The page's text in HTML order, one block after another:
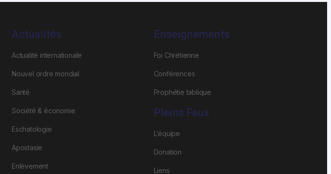
Actualités
Actualité internationale
Nouvel ordre mondial
Santé
Société & économie
Eschatologie
Apostasie
Enlèvement
Enseignements
Foi Chrétienne
Conférences
Prophétie biblique
Pleins Feux
L’équipe
Donation
Liens